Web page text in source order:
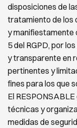
disposiciones de
tratamiento de los
y manifiestamente
5 del RGPD, por
y transparente en
pertinentes y
fines para los que
El
técnicas y
medidas de